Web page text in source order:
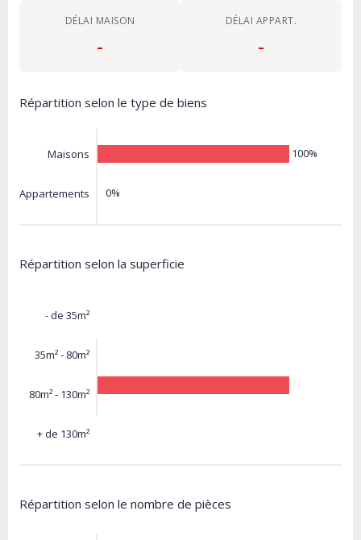
DÉLAI MAISON
-
DÉLAI APPART.
-
Répartition selon le type de biens
Maisons
Appartements
100%
0%
Répartition selon la superficie
- de 35m²
35m² - 80m²
80m² - 130m²
+ de 130m²
Répartition selon le nombre de pièces